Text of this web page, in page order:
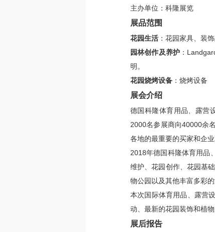
主办单位：科隆展览
展品范围
花园生活 ：花园家具、装
园林创作及养护：
明。
花园烧烤设备 ：烧烤设备
展会介绍
德国科隆体育用品、露营
2000名参展商向40000余
各地的最重要的买家和企
2018年德国科隆体育用品
维护、花园创作、花园基
物公园以及其他丰富多彩
本次国际体育用品、露营
动、最新的花园装饰和植
展后报告